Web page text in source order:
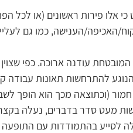
כי אלו פירות ראשונים (או לכל
האכיפה/הענישה, כמו גם
עודנה ארוכה. כפי
להתרחשות תאונות עבודה
(וכתוצאה מכך הוא הופך
מעט סדר בדברים, נעלה
לסייע בהתמודדות עם